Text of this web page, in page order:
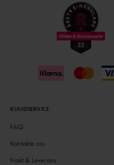
KUNDSERVICE
FAQ
Kontakta oss
Frakt & Leverans